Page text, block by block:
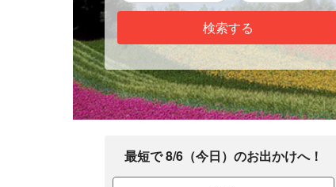
検索する
最短で 8/6（今日）のお出かけへ！